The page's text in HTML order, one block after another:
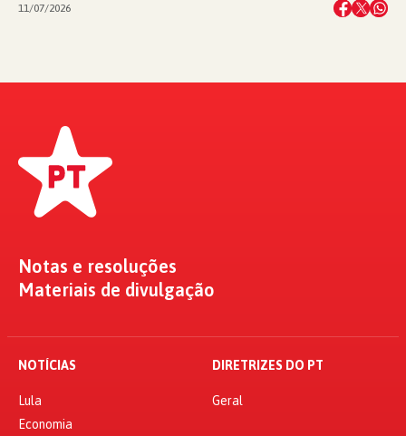
11/07/2026
Notas e resoluções
Materiais de divulgação
NOTÍCIAS
Lula
Economia
DIRETRIZES DO PT
Geral